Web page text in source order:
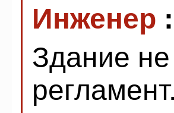
Инженер :
Здание
регламент.